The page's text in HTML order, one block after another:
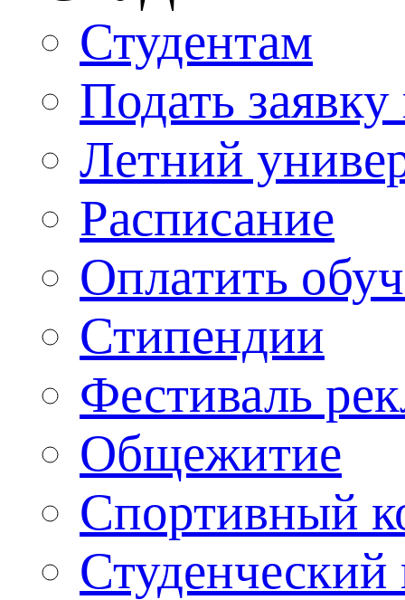
Студентам
Подать
Летний
Расписание
Оплатить
Стипендии
Фестиваль
Общежитие
Спортивный
Студенческий